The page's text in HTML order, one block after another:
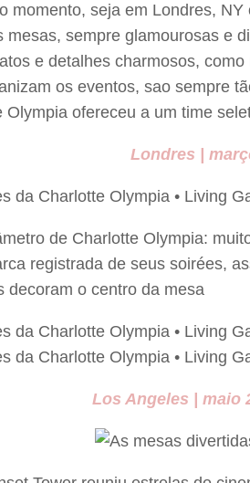
momento, seja em Londres,
mesas, sempre glamourosas e
e detalhes charmosos,
os eventos, sao sempre
ofereceu a um time
Londres |
de Charlotte Olympia:
registrada de seus soirées,
decoram o centro da mesa
Los Angeles | maio